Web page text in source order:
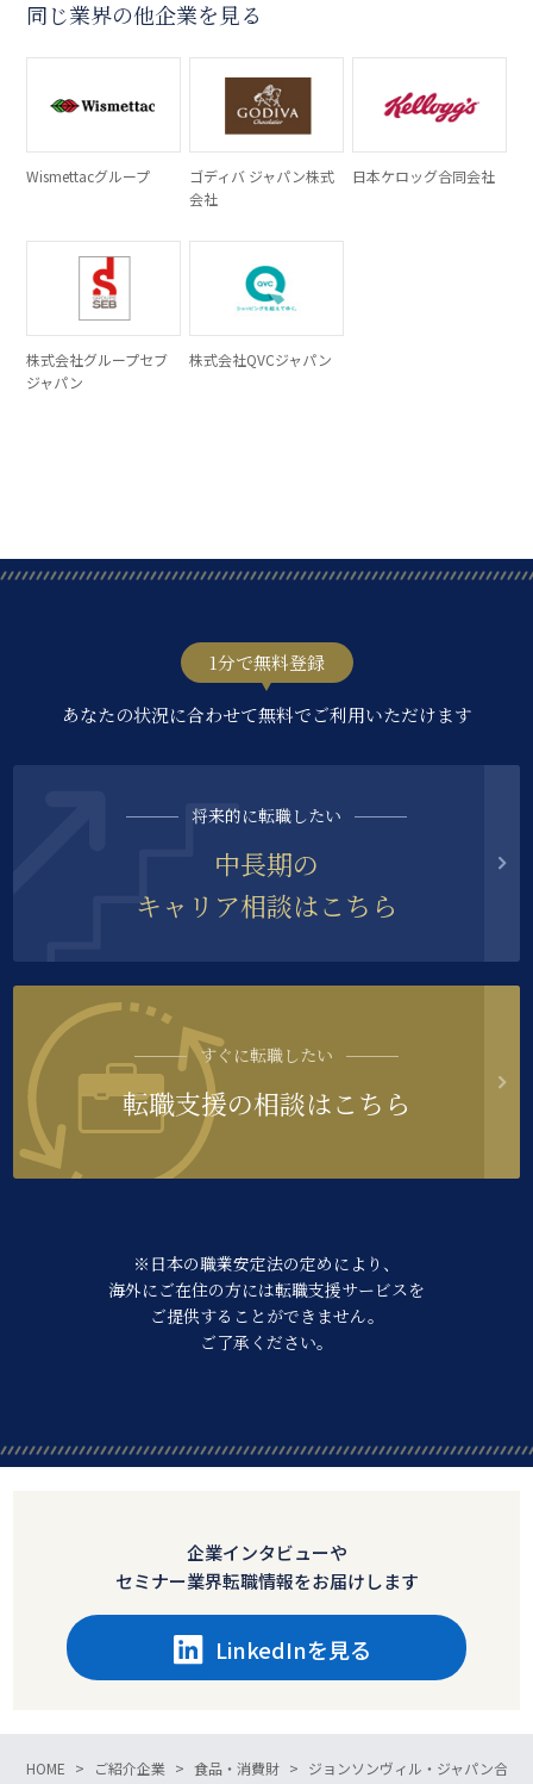
同じ業界の他企業を見る
Wismettacグループ
ゴディバ ジャパン株式
会社
日本ケロッグ合同会社
株式会社グループセブ
ジャパン
株式会社QVCジャパン
1分で無料登録
あなたの状況に合わせて無料でご利用いただけます
将来的に転職したい
中長期の
キャリア相談はこちら
すぐに転職したい
転職支援の相談はこちら
※日本の職業安定法の定めにより、
海外にご在住の方には転職支援サービスを
ご提供することができません。
ご了承ください。
企業インタビューや
セミナー業界転職情報をお届けします
LinkedInを見る
HOME ご紹介企業 食品・消費財 ジョンソンヴィル・ジャパン合同